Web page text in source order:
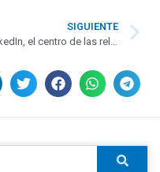
SIGUIENTE
LinkedIn, el centro de las relaciones profesionales de tu asesoría online